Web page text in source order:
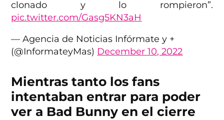
clonado y lo rompieron”.
pic.twitter.com/Gasg5KN3aH
— Agencia de Noticias Infórmate y +
(@InformateyMas) December 10, 2022
Mientras tanto los fans
intentaban entrar para poder
ver a Bad Bunny en el cierre